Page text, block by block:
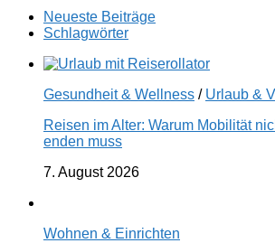
Neueste Beiträge
Schlagwörter
Gesundheit & Wellness / Urlaub &
Reisen im Alter: Warum Mobilität
enden muss
7. August 2026
Wohnen & Einrichten